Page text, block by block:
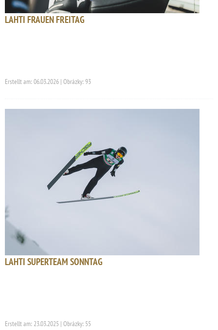
LAHTI FRAUEN FREITAG
Erstellt am: 06.03.2026 | Obrázky: 93
LAHTI SUPERTEAM SONNTAG
Erstellt am: 23.03.2025 | Obrázky: 55